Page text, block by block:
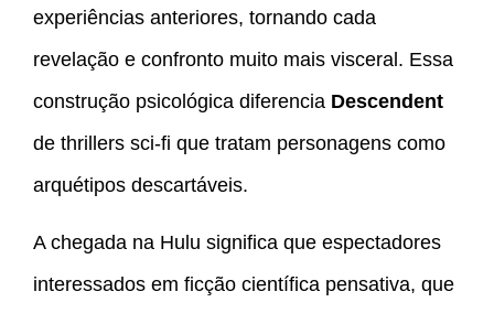
experiências anteriores, tornando cada
revelação e confronto muito mais visceral. Essa
construção psicológica diferencia Descendent
de thrillers sci-fi que tratam personagens como
arquétipos descartáveis.
A chegada na Hulu significa que espectadores
interessados em ficção científica pensativa, que